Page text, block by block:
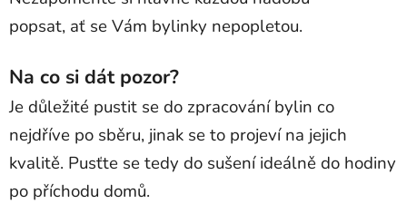
popsat, ať se Vám bylinky nepopletou.
Na co si dát pozor?
Je důležité pustit se do zpracování bylin co
nejdříve po sběru, jinak se to projeví na jejich
kvalitě. Pusťte se tedy do sušení ideálně do hodiny
po příchodu domů.